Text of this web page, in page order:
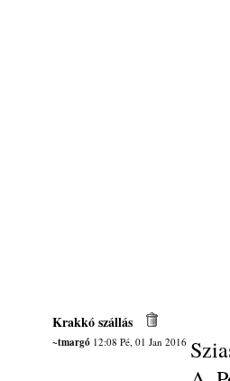
Krakkó szállás
~tmargó 12:08 Pé, 01 Jan 2016